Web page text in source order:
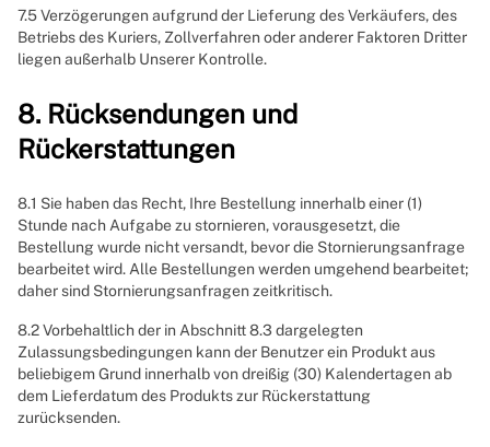
7.5 Verzögerungen aufgrund der Lieferung des Verkäufers, des
Betriebs des Kuriers, Zollverfahren oder anderer Faktoren Dritter
liegen außerhalb Unserer Kontrolle.
8. Rücksendungen und
Rückerstattungen
8.1 Sie haben das Recht, Ihre Bestellung innerhalb einer (1)
Stunde nach Aufgabe zu stornieren, vorausgesetzt, die
Bestellung wurde nicht versandt, bevor die Stornierungsanfrage
bearbeitet wird. Alle Bestellungen werden umgehend bearbeitet;
daher sind Stornierungsanfragen zeitkritisch.
8.2 Vorbehaltlich der in Abschnitt 8.3 dargelegten
Zulassungsbedingungen kann der Benutzer ein Produkt aus
beliebigem Grund innerhalb von dreißig (30) Kalendertagen ab
dem Lieferdatum des Produkts zur Rückerstattung
zurücksenden.